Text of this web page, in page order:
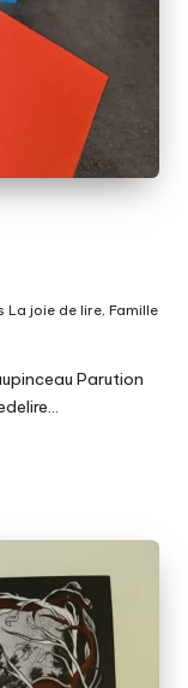
La joie de lire,Famille
Parution